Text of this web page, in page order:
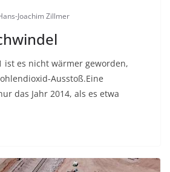
Joachim Zillmer
ist es nicht wärmer geworden,
Ausstoß.Eine
das Jahr 2014, als es etwa